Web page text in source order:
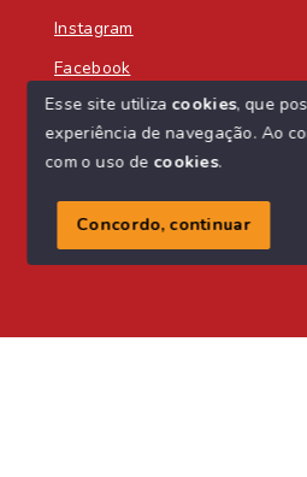
Instagram
Facebook
© Copyright 2026 - Nascente Sul
SITE PARA IMOBILIARIA
Esse site utiliza cookies, que
experiência de navegação. Ao
com o uso de cookies.
Concordo, continuar